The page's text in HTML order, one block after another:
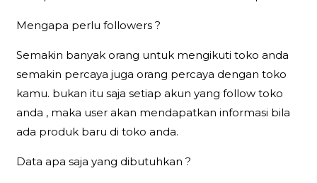
Mengapa perlu followers ?
Semakin banyak orang untuk mengikuti toko anda
semakin percaya juga orang percaya dengan toko
kamu. bukan itu saja setiap akun yang follow toko
anda , maka user akan mendapatkan informasi bila
ada produk baru di toko anda.
Data apa saja yang dibutuhkan ?